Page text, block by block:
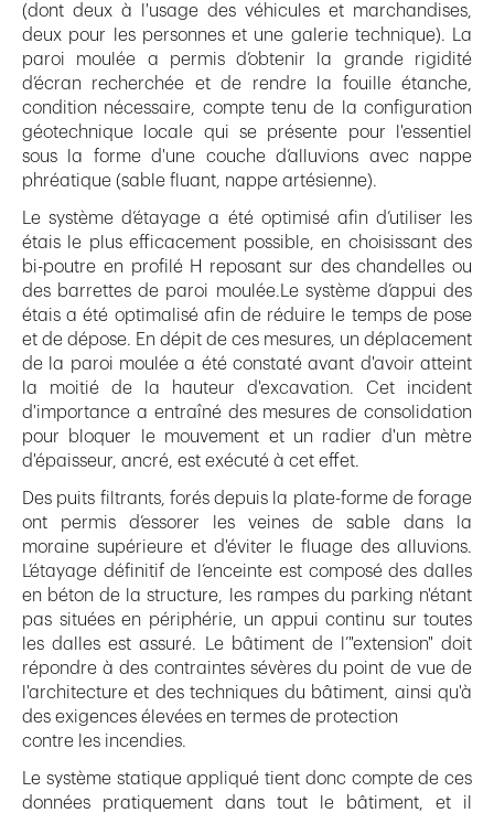
(dont deux à l'usage des véhicules et marchandises,
deux pour les personnes et une galerie technique). La
paroi moulée a permis d’obtenir la grande rigidité
d’écran recherchée et de rendre la fouille étanche,
condition nécessaire, compte tenu de la configuration
géotechnique locale qui se présente pour l'essentiel
sous la forme d'une couche d’alluvions avec nappe
phréatique (sable fluant, nappe artésienne).
Le système d’étayage a été optimisé afin d’utiliser les
étais le plus efficacement possible, en choisissant des
bi-poutre en profilé H reposant sur des chandelles ou
des barrettes de paroi moulée.Le système d’appui des
étais a été optimalisé afin de réduire le temps de pose
et de dépose. En dépit de ces mesures, un déplacement
de la paroi moulée a été constaté avant d'avoir atteint
la moitié de la hauteur d'excavation. Cet incident
d'importance a entraîné des mesures de consolidation
pour bloquer le mouvement et un radier d'un mètre
d'épaisseur, ancré, est exécuté à cet effet.
Des puits filtrants, forés depuis la plate-forme de forage
ont permis d’essorer les veines de sable dans la
moraine supérieure et d'éviter le fluage des alluvions.
L’étayage définitif de l’enceinte est composé des dalles
en béton de la structure, les rampes du parking n'étant
pas situées en périphérie, un appui continu sur toutes
les dalles est assuré. Le bâtiment de l’"extension" doit
répondre à des contraintes sévères du point de vue de
l'architecture et des techniques du bâtiment, ainsi qu'à
des exigences élevées en termes de protection
contre les incendies.
Le système statique appliqué tient donc compte de ces
données pratiquement dans tout le bâtiment, et il